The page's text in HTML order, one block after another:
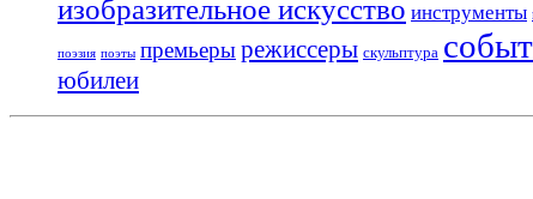
изобразительное искусство инструменты
поэзия поэты премьерырежиссеры скульптура
юбилеи